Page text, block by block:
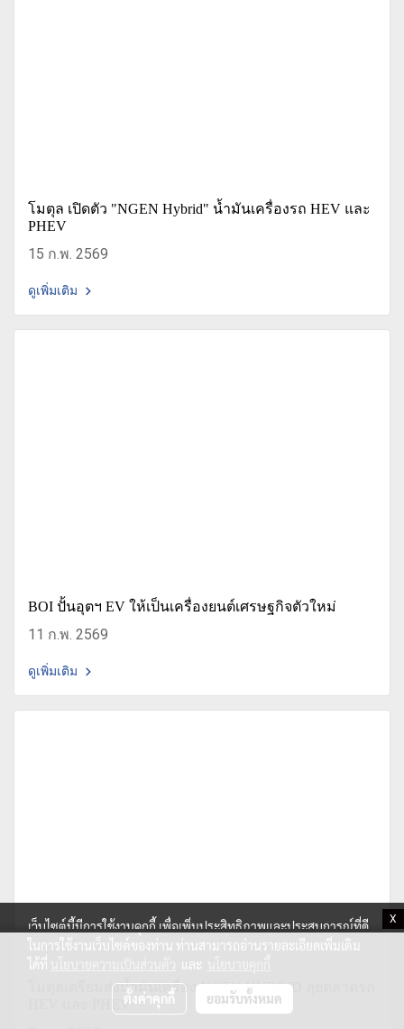
X
โมตุล เปิดตัว "NGEN Hybrid" น้ำมันเครื่องรถ HEV และ
PHEV
15 ก.พ. 2569
ดูเพิ่มเติม
BOI ปั้นอุตฯ EV ให้เป็นเครื่องยนต์เศรษฐกิจตัวใหม่
11 ก.พ. 2569
ดูเพิ่มเติม
โมตุลเตรียมส่งน้ำมันเครื่อง NGEN HYBRID ลุยตลาดรถ
HEV และ PHEV
เว็บไซต์นี้มีการใช้งานคุกกี้ เพื่อเพิ่มประสิทธิภาพและประสบการณ์ที่ดี
ในการใช้งานเว็บไซต์ของท่าน ท่านสามารถอ่านรายละเอียดเพิ่มเติม
ได้ที่
และ
ตั้งค่าคุกกี้ ยอมรับทั้งหมด